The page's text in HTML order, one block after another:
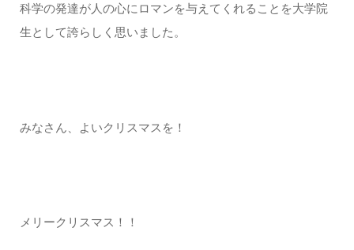
科学の発達が人の心にロマンを与えてくれることを大学院
生として誇らしく思いました。
みなさん、よいクリスマスを！
メリークリスマス！！